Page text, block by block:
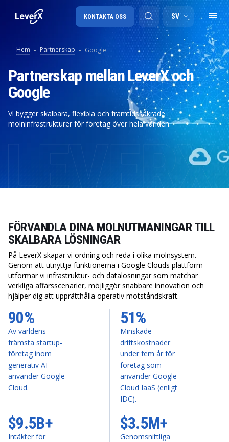
SAP-konsulttjänster
SAP Ariba
SV
KONTAKTA OSS
Hem Partnerskap Google
Partnerskap mellan LeverX och
Google
Vi bygger skalbara, flexibla och framtidssäkrade
molninfrastrukturer för företag över hela världen.
FÖRVANDLA DINA MOLNUTMANINGAR TILL
SKALBARA LÖSNINGAR
På LeverX skapar vi ordning och reda i olika molnsystem.
Genom att utnyttja funktionerna i Google Clouds plattform
utformar vi infrastruktur- och datalösningar som matchar
verkliga affärsscenarier, möjliggör snabbare innovation och
hjälper dig att upprätthålla operativ motståndskraft.
$9.5B+
Intäkter för
90%
Av världens
främsta startup-
företag inom
generativ AI
använder Google
Cloud.
51%
Minskade
driftskostnader
under fem år för
företag som
använder Google
Cloud IaaS (enligt
IDC).
$3.5M+
Genomsnittliga